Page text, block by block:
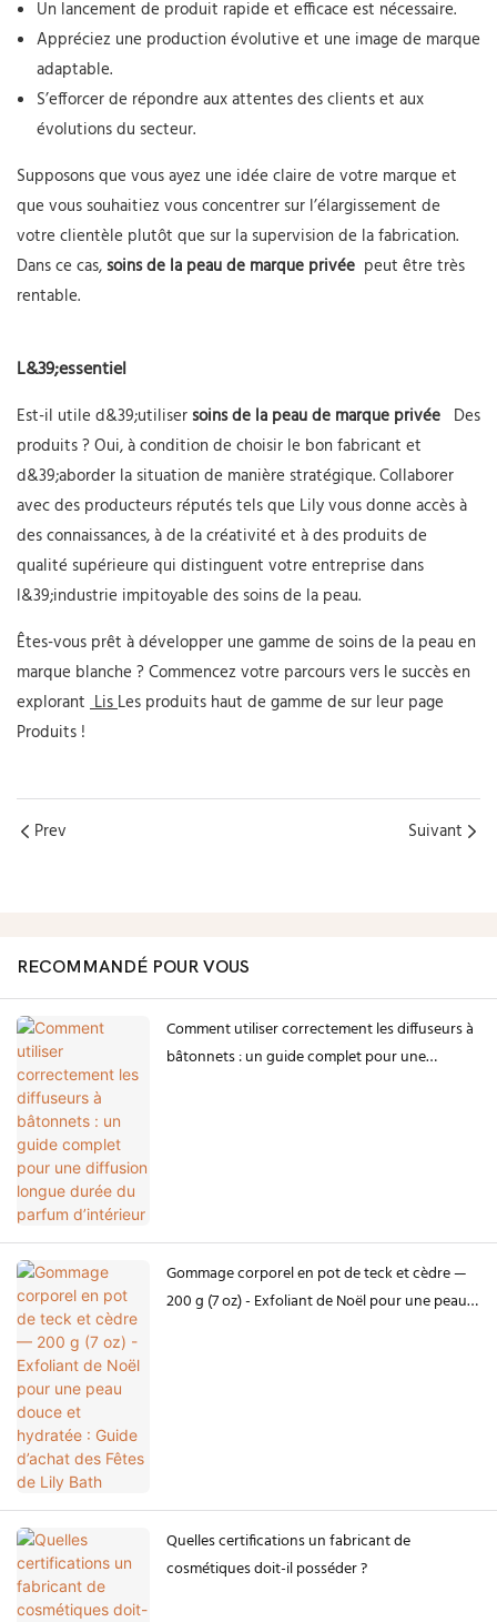
Un lancement de produit rapide et efficace est nécessaire.
Appréciez une production évolutive et une image de marque
adaptable.
S’efforcer de répondre aux attentes des clients et aux
évolutions du secteur.
Supposons que vous ayez une idée claire de votre marque et
que vous souhaitiez vous concentrer sur l’élargissement de
votre clientèle plutôt que sur la supervision de la fabrication.
Dans ce cas, soins de la peau de marque privée peut être très
rentable.
L&39;essentiel
Est-il utile d&39;utiliser soins de la peau de marque privée Des
produits ? Oui, à condition de choisir le bon fabricant et
d&39;aborder la situation de manière stratégique. Collaborer
avec des producteurs réputés tels que Lily vous donne accès à
des connaissances, à de la créativité et à des produits de
qualité supérieure qui distinguent votre entreprise dans
l&39;industrie impitoyable des soins de la peau.
Êtes-vous prêt à développer une gamme de soins de la peau en
marque blanche ? Commencez votre parcours vers le succès en
explorant LisLes produits haut de gamme de sur leur page
Produits !
Prev Suivant
RECOMMANDÉ POUR VOUS
Comment utiliser correctement les diffuseurs à
bâtonnets : un guide complet pour une
Gommage corporel en pot de teck et cèdre —
200 g (7 oz) - Exfoliant de Noël pour une peau
Quelles certifications un fabricant de
cosmétiques doit-il posséder ?